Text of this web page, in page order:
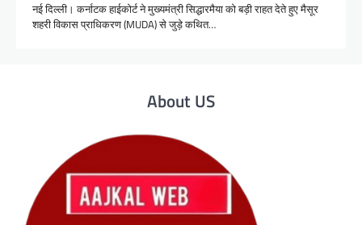
नई दिल्ली। कर्नाटक हाईकोर्ट ने मुख्यमंत्री सिद्धारमैया को बड़ी राहत देते हुए मैसूर
शहरी विकास प्राधिकरण (MUDA) से जुड़े कथित…
About US